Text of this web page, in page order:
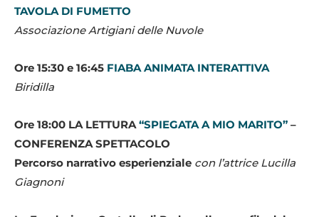
TAVOLA DI FUMETTO
Associazione Artigiani delle Nuvole
Ore 15:30 e 16:45 FIABA ANIMATA INTERATTIVA
Biridilla
Ore 18:00 LA LETTURA“SPIEGATA A MIO MARITO” –
CONFERENZA SPETTACOLO
Percorso narrativo esperienziale con l’attrice Lucilla
Giagnoni